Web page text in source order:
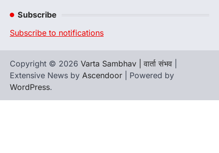
Subscribe
Subscribe to notifications
Copyright © 2026 Varta Sambhav | वार्ता संभव
Extensive News by Ascendoor | Powered by
WordPress.